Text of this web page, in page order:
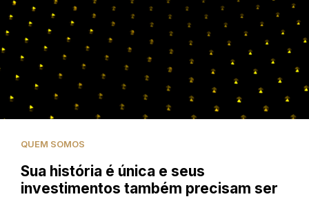
QUEM SOMOS
Sua história é única e seus
investimentos também precisam ser